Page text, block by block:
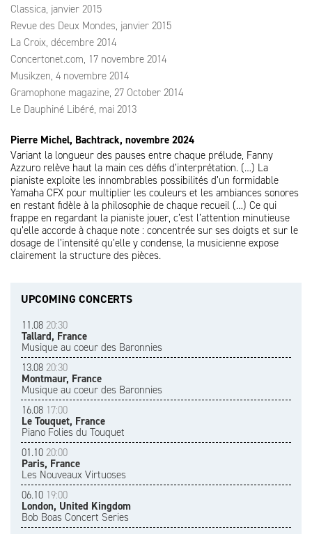
Classica, janvier 2015
Revue des Deux Mondes, janvier 2015
La Croix, décembre 2014
Concertonet.com, 17 novembre 2014
Musikzen, 4 novembre 2014
Gramophone magazine, 27 October 2014
Le Dauphiné Libéré, mai 2013
Pierre Michel, Bachtrack, novembre 2024
Variant la longueur des pauses entre chaque prélude, Fanny
Azzuro relève haut la main ces défis d’interprétation. (…) La
pianiste exploite les innombrables possibilités d’un formidable
Yamaha CFX pour multiplier les couleurs et les ambiances sonores
en restant fidèle à la philosophie de chaque recueil (…) Ce qui
frappe en regardant la pianiste jouer, c’est l’attention minutieuse
qu’elle accorde à chaque note : concentrée sur ses doigts et sur le
dosage de l’intensité qu’elle y condense, la musicienne expose
clairement la structure des pièces.
UPCOMING CONCERTS
11.08 20:30
Tallard, France
Musique au coeur des Baronnies
13.08 20:30
Montmaur, France
Musique au coeur des Baronnies
16.08 17:00
Le Touquet, France
Piano Folies du Touquet
01.10 20:00
Paris, France
Les Nouveaux Virtuoses
06.10 19:00
London, United Kingdom
Bob Boas Concert Series